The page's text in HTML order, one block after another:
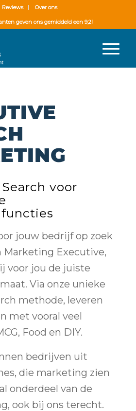
Reviews Over ons
geven ons gemiddeld een 9,2!
voor
jouw bedrijf op zoek
Marketing Executive,
voor jou de juiste
Via onze unieke
methode, leveren
met vooral veel
Food en DIY.
bedrijven uit
die marketing zien
onderdeel van de
ook bij ons terecht.